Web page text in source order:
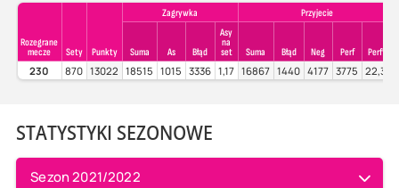
Rozegrane
mecze
Sety Punkty
Zagrywka Przyjecie
Suma As Błąd
Asy
na
set
Suma Błąd Neg Perf Perf%
230 870 13022 18515 1015 3336 1,17 16867 1440 4177 3775 22,38
STATYSTYKI SEZONOWE
Sezon 2021/2022